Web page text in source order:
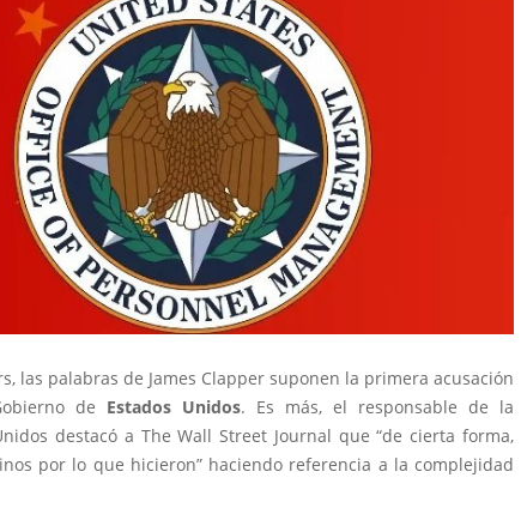
las palabras de James Clapper suponen la primera acusación
de Estados Unidos. Es más, el responsable de la
destacó a The Wall Street Journal que “de cierta forma,
por lo que hicieron” haciendo referencia a la complejidad